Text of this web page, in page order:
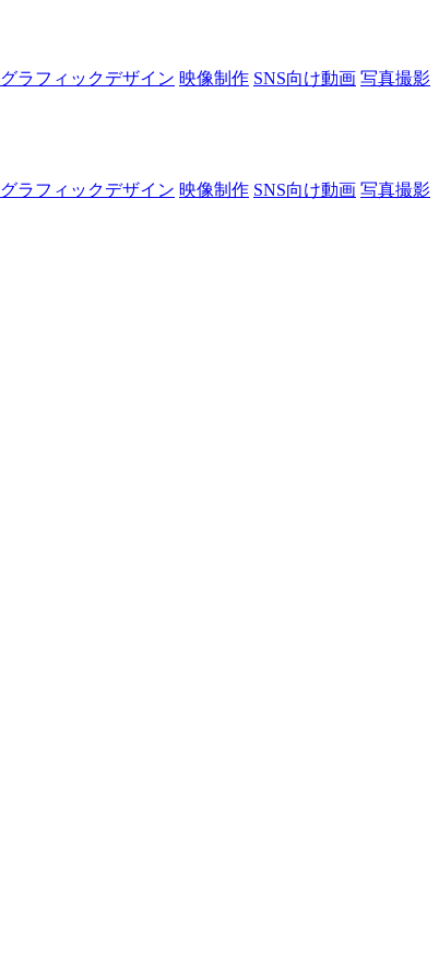
グラフィックデザイン 映像制作 SNS向け動画 写真撮影
グラフィックデザイン 映像制作 SNS向け動画 写真撮影